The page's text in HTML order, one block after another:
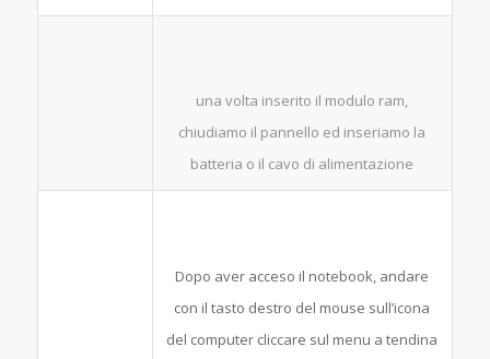
una volta inserito il modulo ram,
chiudiamo il pannello ed inseriamo la
batteria o il cavo di alimentazione
Dopo aver acceso il notebook, andare
con il tasto destro del mouse sull’icona
del computer cliccare sul menu a tendina